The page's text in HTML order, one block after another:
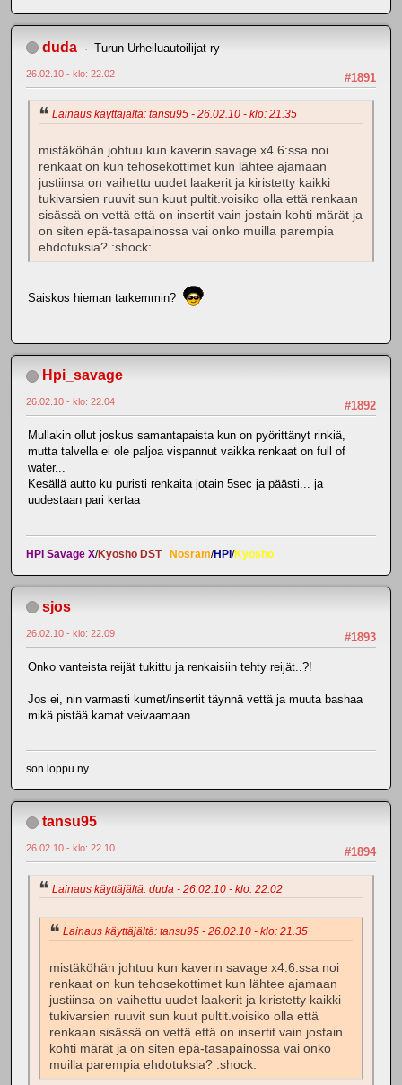
duda Turun Urheiluautoilijat ry
#1891
26.02.10 - klo: 22.02
Lainaus käyttäjältä: tansu95 - 26.02.10 - klo: 21.35
mistäköhän johtuu kun kaverin savage x4.6:ssa noi
renkaat on kun tehosekottimet kun lähtee ajamaan
justiinsa on vaihettu uudet laakerit ja kiristetty kaikki
tukivarsien ruuvit sun kuut pultit.voisiko olla että renkaan
sisässä on vettä että on insertit vain jostain kohti märät ja
on siten epä-tasapainossa vai onko muilla parempia
ehdotuksia? :shock:
Saiskos hieman tarkemmin?
Hpi_savage
#1892
26.02.10 - klo: 22.04
Mullakin ollut joskus samantapaista kun on pyörittänyt rinkiä,
mutta talvella ei ole paljoa vispannut vaikka renkaat on full of
water...
Kesällä autto ku puristi renkaita jotain 5sec ja päästi... ja
uudestaan pari kertaa
HPI Savage X/Kyosho DST Nosram/HPI/Kyosho
sjos
#1893
26.02.10 - klo: 22.09
Onko vanteista reijät tukittu ja renkaisiin tehty reijät..?!
Jos ei, nin varmasti kumet/insertit täynnä vettä ja muuta bashaa
mikä pistää kamat veivaamaan.
son loppu ny.
tansu95
#1894
26.02.10 - klo: 22.10
Lainaus käyttäjältä: duda - 26.02.10 - klo: 22.02
Lainaus käyttäjältä: tansu95 - 26.02.10 - klo: 21.35
mistäköhän johtuu kun kaverin savage x4.6:ssa noi
renkaat on kun tehosekottimet kun lähtee ajamaan
justiinsa on vaihettu uudet laakerit ja kiristetty kaikki
tukivarsien ruuvit sun kuut pultit.voisiko olla että
renkaan sisässä on vettä että on insertit vain jostain
kohti märät ja on siten epä-tasapainossa vai onko
muilla parempia ehdotuksia? :shock: